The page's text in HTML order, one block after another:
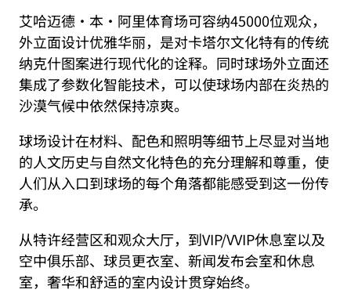
艾哈迈德·本·阿里体育场可容纳45000位观众，
外立面设计优雅华丽，是对卡塔尔文化特有的传统
纳克什图案进行现代化的诠释。同时球场外立面还
集成了参数化智能技术，可以使球场内部在炎热的
沙漠气候中依然保持凉爽。
球场设计在材料、配色和照明等细节上尽显对当地
的人文历史与自然文化特色的充分理解和尊重，使
人们从入口到球场的每个角落都能感受到这一份传
承。
从特许经营区和观众大厅，到VIP/VVIP休息室以及
空中俱乐部、球员更衣室、新闻发布会室和休息
室，奢华和舒适的室内设计贯穿始终。